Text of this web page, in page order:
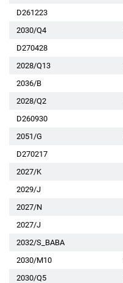
D261223
2030/Q4
D270428
2028/Q13
2036/B
2028/Q2
D260930
2051/G
D270217
2027/K
2029/J
2027/N
2027/J
2032/S_BABA
2030/M10
2030/Q5